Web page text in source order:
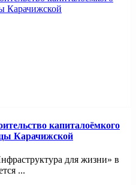
капиталоёмкого
Карачижской
для жизни» в
...